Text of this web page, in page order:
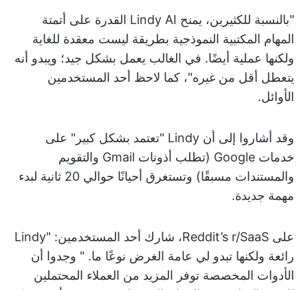
"بالنسبة للكثيرين، يمنح Lindy AI القدرة على أتمتة
المهام المكتبية النموذجية بطريقة ليست معقدة للغاية
ولكنها عملية أيضًا. في الغالب يعمل بشكل جيد؛ ويبدو أنه
يتعطل أقل من غيره"، كما لاحظ أحد المستخدمين
الأوائل.
وقد أشاروا إلى أن Lindy "تعتمد بشكل كبير" على
خدمات Google (تطلب أذونات Gmail والتقويم
والمستندات مسبقًا) وتستغرق أحيانًا حوالي 20 ثانية لبدء
مهمة جديدة.
على Reddit’s r/SaaS، شارك أحد المستخدمين: "Lindy
رائعة ولكنها تبدو لي عامة الغرض نوعًا ما. " وجدوا أن
الأدوات المخصصة توفر المزيد من العملاء المحتملين